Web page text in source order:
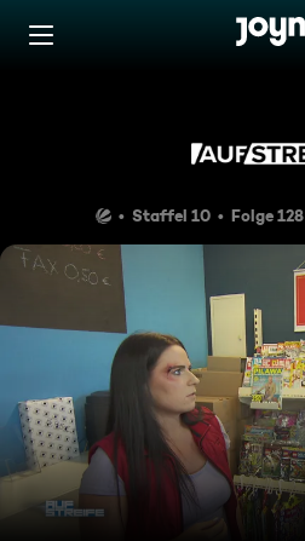
Zum Inhalt springen
Staffel 10 Folge 128